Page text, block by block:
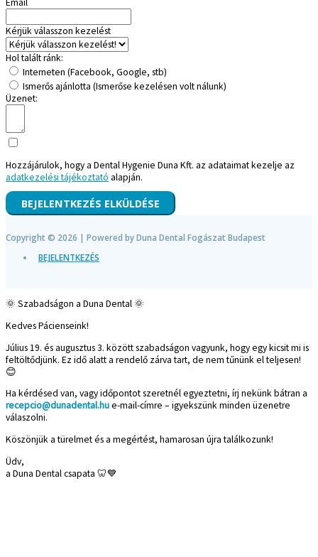
Kérjük válasszon kezelést
Hol talált ránk:
Interneten (Facebook, Google, stb)
Ismerős ajánlotta (Ismerőse kezelésen volt nálunk)
Üzenet:
Hozzájárulok, hogy a Dental Hygenie Duna Kft. az adataimat kezelje az
adatkezelési tájékoztató alapján.
BEJELENTKEZÉS ELKÜLDÉSE
Copyright © 2026 | Powered byDuna Dental Fogászat Budapest
BEJELENTKEZÉS
🌞 Szabadságon a Duna Dental 🌞
Kedves Pácienseink!
Július 19. és augusztus 3. között szabadságon vagyunk, hogy egy kicsit mi is
feltöltődjünk. Ez idő alatt a rendelő zárva tart, de nem tűnünk el teljesen!
😊
Ha kérdésed van, vagy időpontot szeretnél egyeztetni, írj nekünk bátran a
recepcio@dunadental.hue-mail-címre – igyekszünk minden üzenetre
válaszolni.
Köszönjük a türelmet és a megértést, hamarosan újra találkozunk!
Üdv,
a Duna Dental csapata 🦷💙